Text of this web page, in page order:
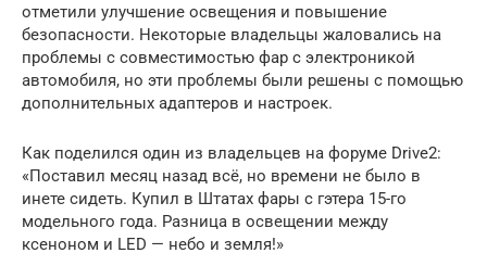
отметили улучшение освещения и повышение
безопасности. Некоторые владельцы жаловались на
проблемы с совместимостью фар с электроникой
автомобиля, но эти проблемы были решены с помощью
дополнительных адаптеров и настроек.
Как поделился один из владельцев на форуме Drive2:
«Поставил месяц назад всё, но времени не было в
инете сидеть. Купил в Штатах фары с гэтера 15-го
модельного года. Разница в освещении между
ксеноном и LED — небо и земля!»